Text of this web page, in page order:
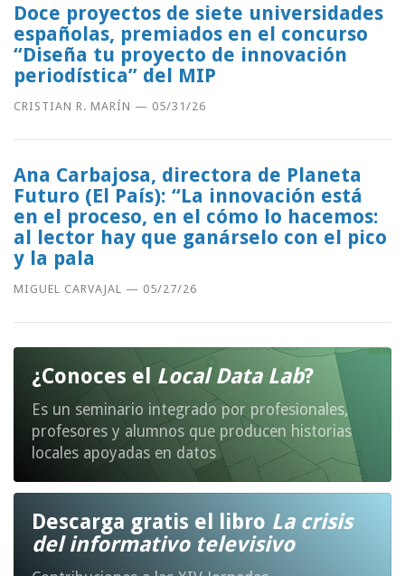
Doce proyectos de siete universidades
españolas, premiados en el concurso
“Diseña tu proyecto de innovación
periodística” del MIP
CRISTIAN R. MARÍN — 05/31/26
Ana Carbajosa, directora de Planeta
Futuro (El País): “La innovación está
en el proceso, en el cómo lo hacemos:
al lector hay que ganárselo con el pico
y la pala
MIGUEL CARVAJAL — 05/27/26
¿Conoces el Local Data Lab?
Es un seminario integrado por profesionales,
profesores y alumnos que producen historias
locales apoyadas en datos
Descarga gratis el libro La crisis
del informativo televisivo